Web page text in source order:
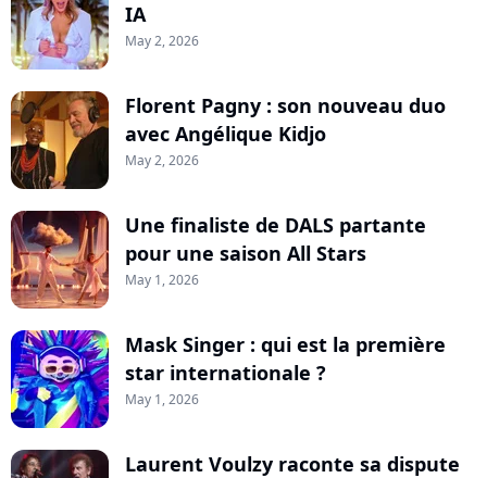
IA
May 2, 2026
Florent Pagny : son nouveau duo
avec Angélique Kidjo
May 2, 2026
Une finaliste de DALS partante
pour une saison All Stars
May 1, 2026
Mask Singer : qui est la première
star internationale ?
May 1, 2026
Laurent Voulzy raconte sa dispute